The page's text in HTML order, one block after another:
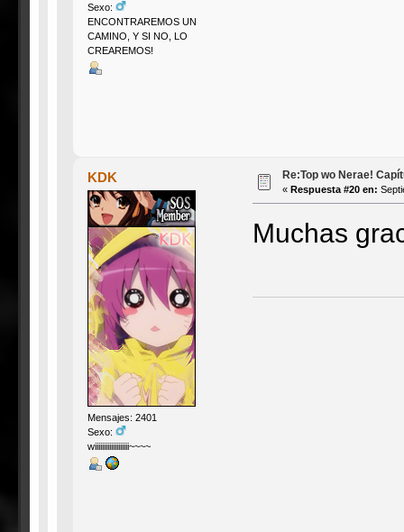
Sexo:
ENCONTRAREMOS UN
CAMINO, Y SI NO, LO
CREAREMOS!
KDK
Mensajes: 2401
Sexo:
wiiiiiiiiiiiiiiiiiii~~~~
Re:Top wo Nerae!
« Respuesta #20 en:
Muchas